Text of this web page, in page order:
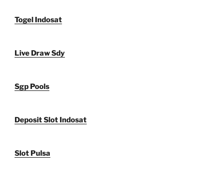
Togel Indosat
Live Draw Sdy
Sgp Pools
Deposit Slot Indosat
Slot Pulsa